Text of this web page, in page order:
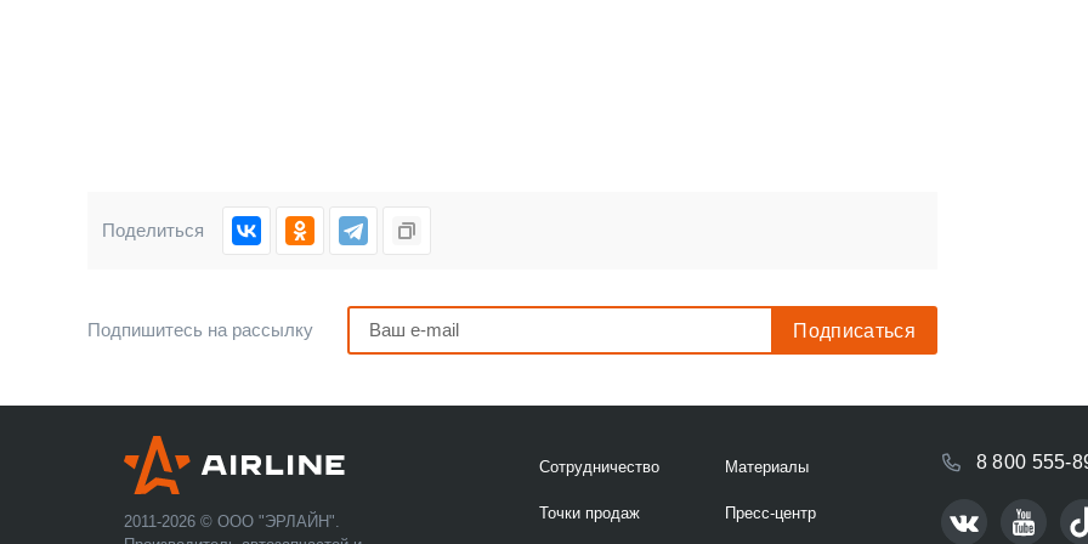
Поделиться
Подпишитесь на рассылку
2011-2026 © ООО "ЭРЛАЙН".
Сотрудничество
Точки продаж
Материалы
Пресс-центр
8 800 555-